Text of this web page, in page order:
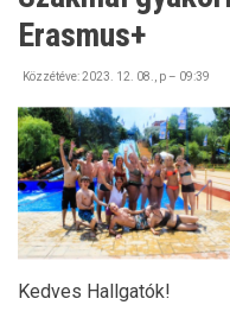
Erasmus+
Közzétéve:2023. 12. 08., p – 09:39
Kedves Hallgatók!